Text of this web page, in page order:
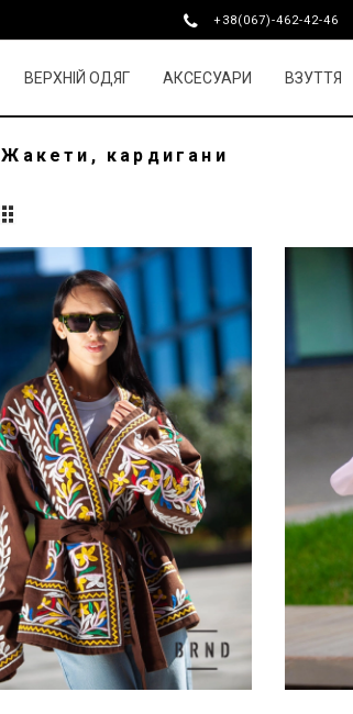
+38(067)-462-42-46
ВЕРХНІЙ ОДЯГ АКСЕСУАРИ ВЗУТТЯ
Жакети, кардигани